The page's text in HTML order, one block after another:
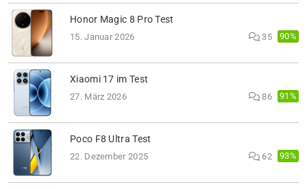
Honor Magic 8 Pro Test
15. Januar 2026 35 90%
Xiaomi 17 im Test
27. März 2026 86 91%
Poco F8 Ultra Test
22. Dezember 2025 62 93%